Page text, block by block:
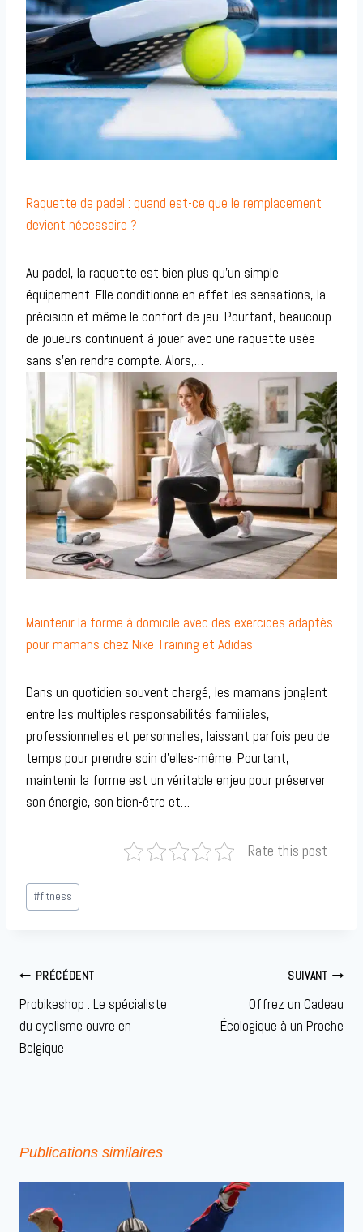
Raquette de padel : quand est-ce que le remplacement
devient nécessaire ?
Au padel, la raquette est bien plus qu’un simple
équipement. Elle conditionne en effet les sensations, la
précision et même le confort de jeu. Pourtant, beaucoup
de joueurs continuent à jouer avec une raquette usée
sans s’en rendre compte. Alors,…
Maintenir la forme à domicile avec des exercices adaptés
pour mamans chez Nike Training et Adidas
Dans un quotidien souvent chargé, les mamans jonglent
entre les multiples responsabilités familiales,
professionnelles et personnelles, laissant parfois peu de
temps pour prendre soin d’elles-même. Pourtant,
maintenir la forme est un véritable enjeu pour préserver
son énergie, son bien-être et…
Rate this post
Étiquettes
de
#fitness
Navigation
de
PRÉCÉDENT
Probikeshop : Le spécialiste
du cyclisme ouvre en
Belgique
SUIVANT
Offrez un Cadeau
Écologique à un Proche
Publications similaires